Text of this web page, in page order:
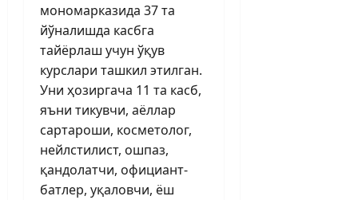
мономарказида 37 та
йўналишда касбга
тайёрлаш учун ўқув
курслари ташкил этилган.
Уни ҳозиргача 11 та касб,
яъни тикувчи, аёллар
сартароши, косметолог,
нейлстилист, ошпаз,
қандолатчи, официант-
батлер, уқаловчи, ёш